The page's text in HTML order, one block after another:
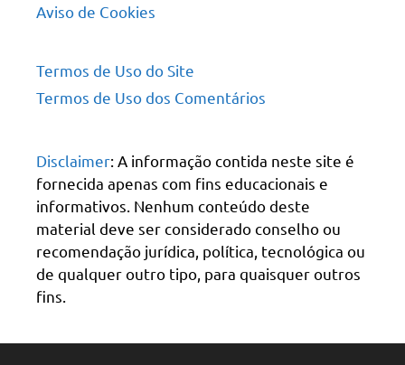
Aviso de Cookies
Termos de Uso do Site
Termos de Uso dos Comentários
Disclaimer: A informação contida neste site é
fornecida apenas com fins educacionais e
informativos. Nenhum conteúdo deste
material deve ser considerado conselho ou
recomendação jurídica, política, tecnológica ou
de qualquer outro tipo, para quaisquer outros
fins.